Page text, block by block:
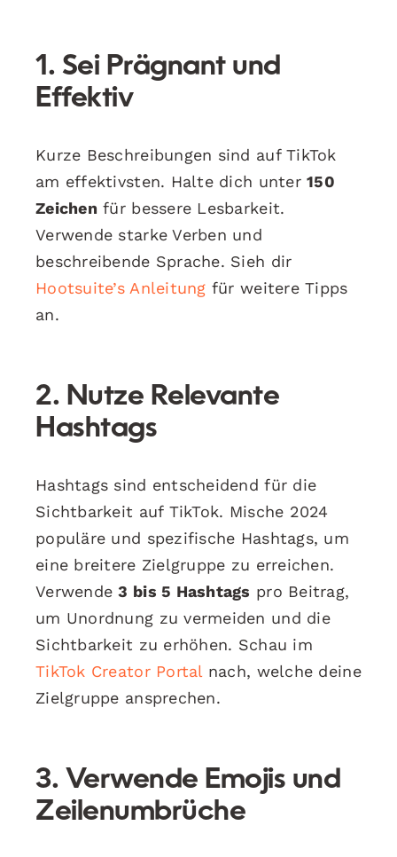
1. Sei Prägnant und
Effektiv
Kurze Beschreibungen sind auf TikTok
am effektivsten. Halte dich unter150
Zeichen für bessere Lesbarkeit.
Verwende starke Verben und
beschreibende Sprache. Sieh dir
Hootsuite’s Anleitung für weitere Tipps
an.
2. Nutze Relevante
Hashtags
Hashtags sind entscheidend für die
Sichtbarkeit auf TikTok. Mische 2024
populäre und spezifische Hashtags, um
eine breitere Zielgruppe zu erreichen.
Verwende3 bis 5 Hashtags pro Beitrag,
um Unordnung zu vermeiden und die
Sichtbarkeit zu erhöhen. Schau im
TikTok Creator Portal nach, welche deine
Zielgruppe ansprechen.
3. Verwende Emojis und
Zeilenumbrüche